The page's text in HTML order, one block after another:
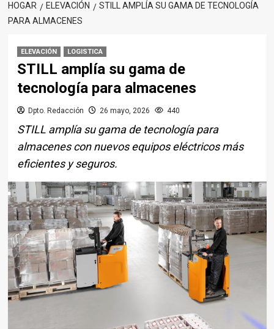
HOGAR ELEVACIÓN
STILL AMPLÍA SU GAMA DE TECNOLOGÍA
PARA ALMACENES
ELEVACIÓN LOGISTICA
STILL amplía su gama de
tecnología para almacenes
Dpto. Redacción 26 mayo, 2026 440
STILL amplía su gama de tecnología para
almacenes con nuevos equipos eléctricos más
eficientes y seguros.